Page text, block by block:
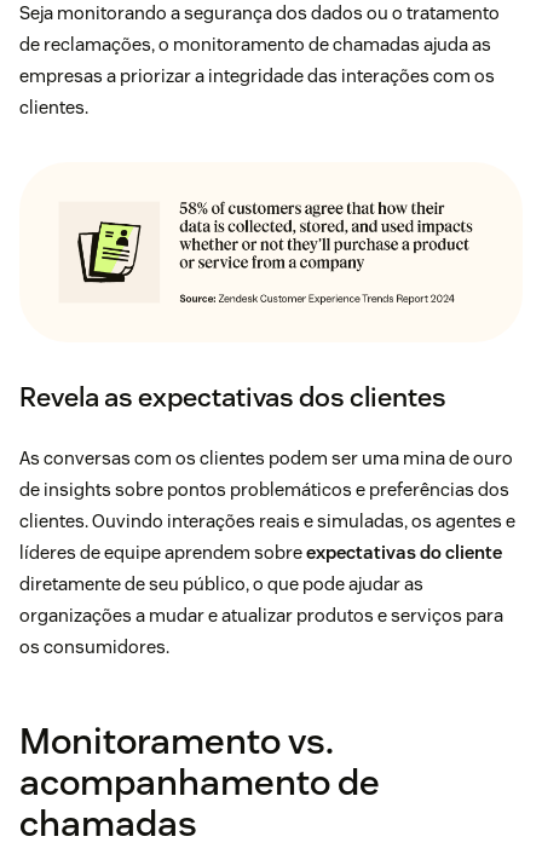
Seja monitorando a segurança dos dados ou o tratamento
de reclamações, o monitoramento de chamadas ajuda as
empresas a priorizar a integridade das interações com os
clientes.
Revela as expectativas dos clientes
As conversas com os clientes podem ser uma mina de ouro
de insights sobre pontos problemáticos e preferências dos
clientes. Ouvindo interações reais e simuladas, os agentes e
líderes de equipe aprendem sobreexpectativas do cliente
diretamente de seu público, o que pode ajudar as
organizações a mudar e atualizar produtos e serviços para
os consumidores.
Monitoramento vs.
acompanhamento de
chamadas